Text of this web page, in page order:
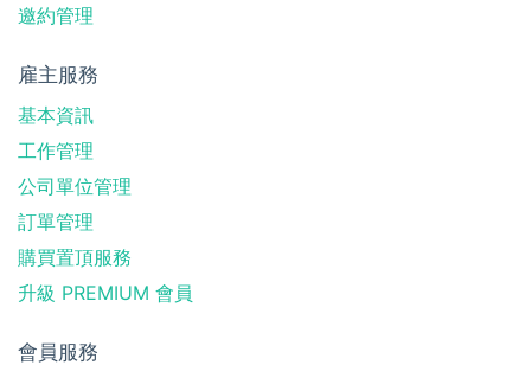
邀約管理
雇主服務
基本資訊
工作管理
公司單位管理
訂單管理
購買置頂服務
升級 PREMIUM 會員
會員服務